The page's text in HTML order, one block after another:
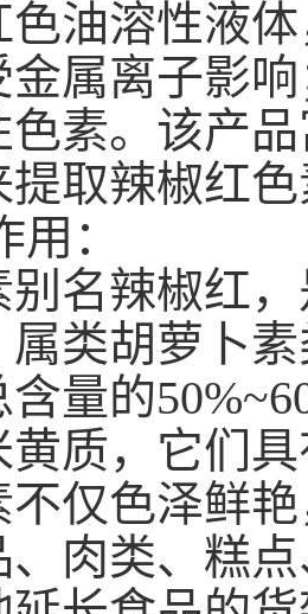
色油溶性液
属离子影
色素。该产
取辣椒红
用：
名辣椒红
类胡萝卜
量的
黄质，它们
仅色泽鲜
、肉类、糕